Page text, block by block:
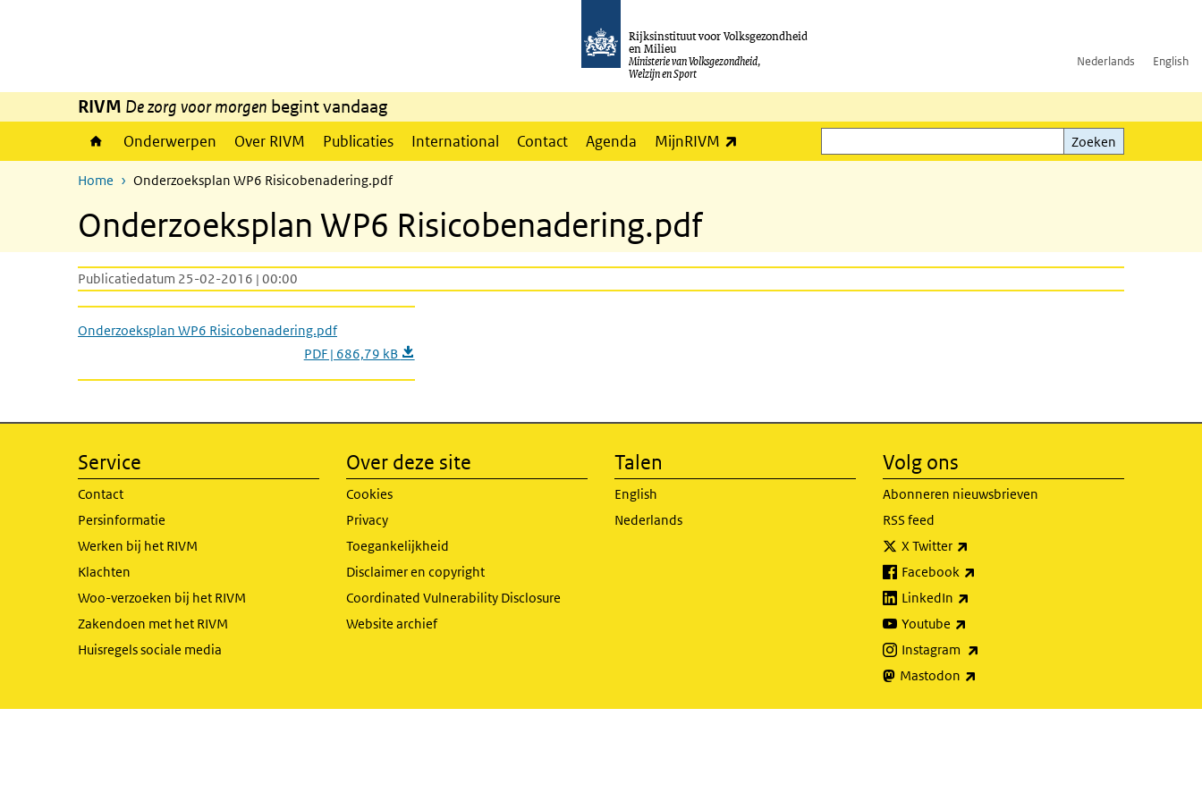
Rijksinstituut voor Volksgezondheid
en Milieu
Ministerie van Volksgezondheid,
Welzijn en Sport
Nederlands English
RIVM De zorg voor morgen begint vandaag
Onderwerpen Over RIVM Publicaties International Contact Agenda MijnRIVM
Zoeken
Zoeken
Home Onderzoeksplan WP6 Risicobenadering.pdf
Onderzoeksplan WP6 Risicobenadering.pdf
Publicatiedatum 25-02-2016 | 00:00
Onderzoeksplan WP6 Risicobenadering.pdf
PDF | 686,79 kB
Service
Contact
Persinformatie
Werken bij het RIVM
Klachten
Woo-verzoeken bij het RIVM
Zakendoen met het RIVM
Huisregels sociale media
Over deze site
Cookies
Privacy
Toegankelijkheid
Disclaimer en copyright
Coordinated Vulnerability Disclosure
Website archief
Talen
English
Nederlands
Volg ons
Abonneren nieuwsbrieven
RSS feed
X Twitter
Facebook
LinkedIn
Youtube
Instagram
Mastodon